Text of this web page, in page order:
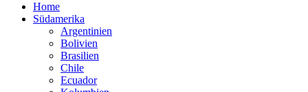
Home
Südamerika
Argentinien
Bolivien
Brasilien
Chile
Ecuador